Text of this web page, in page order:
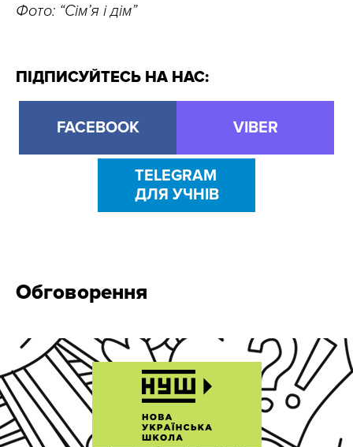
Фото: “Сім’я і дім”
ПІДПИСУЙТЕСЬ НА НАС:
FACEBOOK VIBER
TELEGRAM
ДЛЯ УЧНІВ
Обговорення